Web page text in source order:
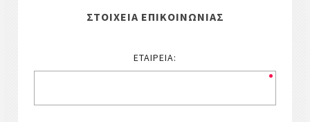
ΣΤΟΙΧΕΊΑ ΕΠΙΚΟΙΝΩΝΊΑΣ
ΕΤΑΙΡΕΊΑ: